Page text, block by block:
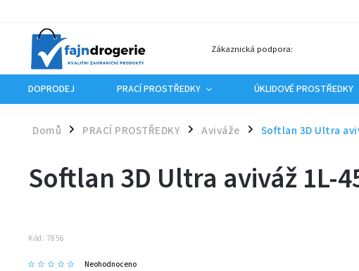
Zákaznická podpora:
DOPRODEJ PRACÍ PROSTŘEDKY ÚKLIDOVÉ PROSTŘEDKY
Domů / PRACÍ PROSTŘEDKY / Aviváže / Softlan 3D Ultra
Softlan 3D Ultra aviváž 1L-
Kód: 7856
Neohodnoceno